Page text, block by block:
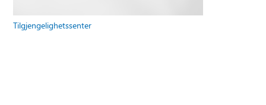
Tilgjengelighetssenter